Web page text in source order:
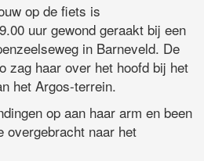
op de fiets is
uur gewond geraakt bij een
in Barneveld. De
zag haar over het hoofd bij het
het Argos-terrein.
op aan haar arm en been
overgebracht naar het